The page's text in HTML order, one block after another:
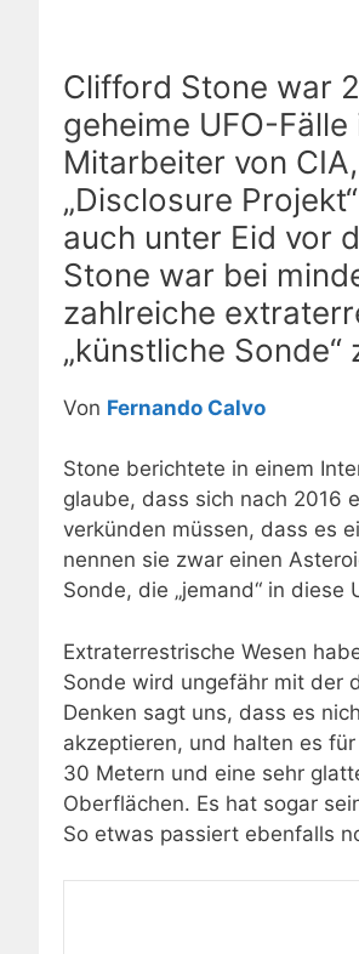
Clifford Stone war
geheime UFO-
Mitarbeiter von
„Disclosure
auch unter Eid vor
Stone war bei
zahlreiche
„künstliche
Von Fernando Calvo
Stone berichtete in einem
glaube, dass sich nach 2016
verkünden müssen, dass es
nennen sie zwar einen
Sonde, die „jemand“ in
Extraterrestrische Wesen
Sonde wird ungefähr mit der
Denken sagt uns, dass es
akzeptieren, und halten es
30 Metern und eine sehr
Oberflächen. Es hat sogar
So etwas passiert ebenfalls